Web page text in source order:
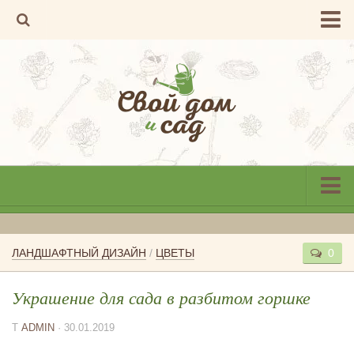
Каталог компаний
Добавление в каталог
О проекте
Написать нам
Огород
Цветы
ЛАНДШАФТНЫЙ ДИЗАЙН / ЦВЕТЫ 0
Украшение для сада в разбитом горшке
Т ADMIN · 30.01.2019